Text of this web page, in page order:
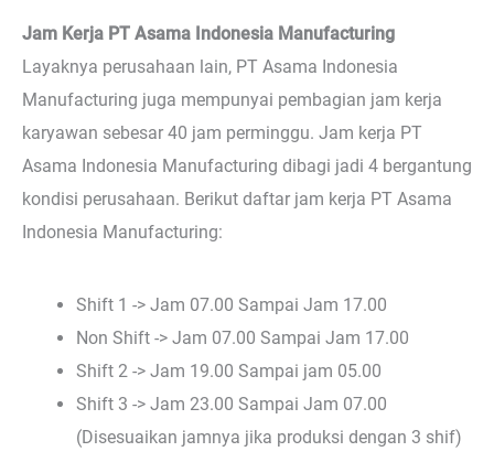
Jam Kerja PT Asama Indonesia Manufacturing
Layaknya perusahaan lain, PT Asama Indonesia
Manufacturing juga mempunyai pembagian jam kerja
karyawan sebesar 40 jam perminggu. Jam kerja PT
Asama Indonesia Manufacturing dibagi jadi 4 bergantung
kondisi perusahaan. Berikut daftar jam kerja PT Asama
Indonesia Manufacturing:
Shift 1 -> Jam 07.00 Sampai Jam 17.00
Non Shift -> Jam 07.00 Sampai Jam 17.00
Shift 2 -> Jam 19.00 Sampai jam 05.00
Shift 3 -> Jam 23.00 Sampai Jam 07.00
(Disesuaikan jamnya jika produksi dengan 3 shif)